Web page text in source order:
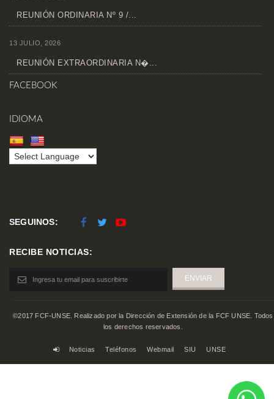
REUNIÓN ORDINARIA Nº 9 /...
13 JULIO, 2026
REUNIÓN EXTRAORDINARIA N�...
FACEBOOK
IDIOMA
SEGUINOS:
RECIBE NOTICIAS:
©2017 FCF-UNSE. Realizado por la Dirección de Extensión de la FCF UNSE. Todos
los derechos reservados.
Noticias Teléfonos Webmail SIU UNSE